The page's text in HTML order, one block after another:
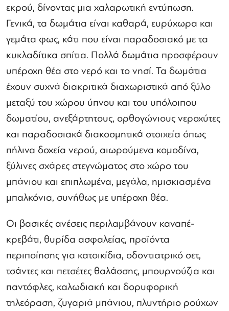
εκρού, δίνοντας μια χαλαρωτική εντύπωση.
Γενικά, τα δωμάτια είναι καθαρά, ευρύχωρα και
γεμάτα φως, κάτι που είναι παραδοσιακό με τα
κυκλαδίτικα σπίτια. Πολλά δωμάτια προσφέρουν
υπέροχη θέα στο νερό και το νησί. Τα δωμάτια
έχουν συχνά διακριτικά διαχωριστικά από ξύλο
μεταξύ του χώρου ύπνου και του υπόλοιπου
δωματίου, ανεξάρτητους, ορθογώνιους νεροχύτες
και παραδοσιακά διακοσμητικά στοιχεία όπως
πήλινα δοχεία νερού, αιωρούμενα κομοδίνα,
ξύλινες σχάρες στεγνώματος στο χώρο του
μπάνιου και επιπλωμένα, μεγάλα, ημισκιασμένα
μπαλκόνια, συνήθως με υπέροχη θέα.
Οι βασικές ανέσεις περιλαμβάνουν καναπέ-
κρεβάτι, θυρίδα ασφαλείας, προϊόντα
περιποίησης για κατοικίδια, οδοντιατρικό σετ,
τσάντες και πετσέτες θαλάσσης, μπουρνούζια και
παντόφλες, καλωδιακή και δορυφορική
τηλεόραση, ζυγαριά μπάνιου, πλυντήριο ρούχων